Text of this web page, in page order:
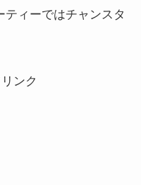
ティーではチャンスタ
ンク